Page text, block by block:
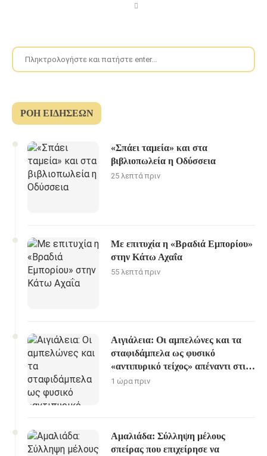
ΡΟΉ ΕΙΔΉΣΕΩΝ
«Σπάει ταμεία» και στα
βιβλιοπωλεία η Οδύσσεια
25 λεπτά πριν
Με επιτυχία η «Βραδιά Εμπορίου»
στην Κάτω Αχαΐα
55 λεπτά πριν
Αιγιάλεια: Οι αμπελώνες και τα
σταφιδάμπελα ως φυσικό
«αντιπυρικό τείχος» απέναντι στις
καταστροφικές πυρκαγιές
1 ώρα πριν
Αμαλιάδα: Σύλληψη μέλους
σπείρας που επιχείρησε να